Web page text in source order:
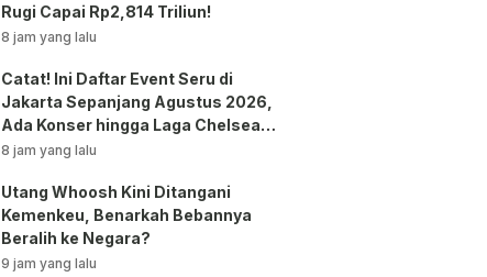
Rugi Capai Rp2,814 Triliun!
8 jam yang lalu
Catat! Ini Daftar Event Seru di
Jakarta Sepanjang Agustus 2026,
Ada Konser hingga Laga Chelsea
vs AC Milan
8 jam yang lalu
Utang Whoosh Kini Ditangani
Kemenkeu, Benarkah Bebannya
Beralih ke Negara?
9 jam yang lalu